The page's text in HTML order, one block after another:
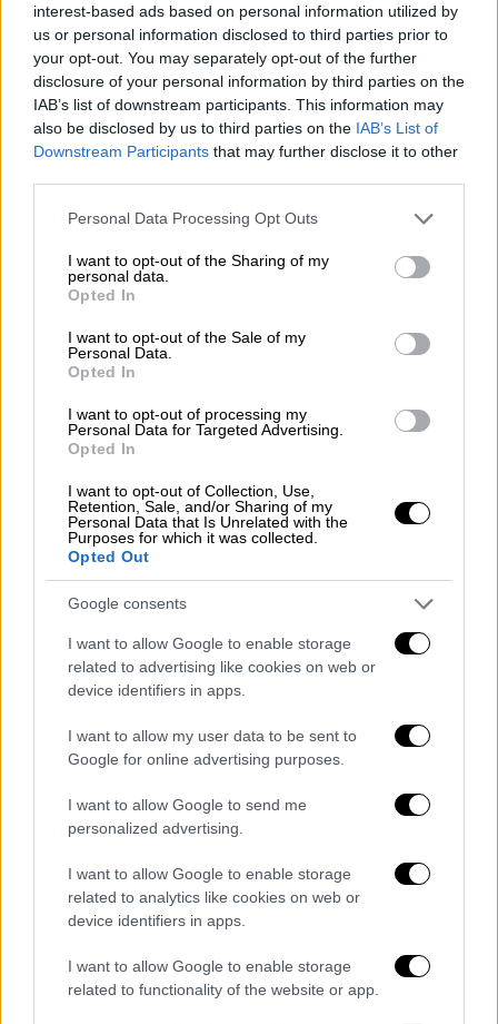
interest-based ads based on personal information utilized by
us or personal information disclosed to third parties prior to
your opt-out. You may separately opt-out of the further
disclosure of your personal information by third parties on the
IAB’s list of downstream participants. This information may
also be disclosed by us to third parties on the IAB’s List of
Downstream Participants that may further disclose it to other
Please note that this website/app uses one or more Google
not limited to your visit or usage behaviour. You may click to
grant or deny consent to Google and its third-party tags to
use your data for below specified purposes in below Google
consent section.
Personal Data Processing Opt Outs
I want to opt-out of the Sharing of my
personal data.
Opted In
I want to opt-out of the Sale of my
Personal Data.
Opted In
I want to opt-out of processing my
Personal Data for Targeted Advertising.
Opted In
I want to opt-out of Collection, Use,
Retention, Sale, and/or Sharing of my
Personal Data that Is Unrelated with the
Purposes for which it was collected.
Opted Out
Google consents
I want to allow Google to enable storage
related to advertising like cookies on web or
device identifiers in apps.
I want to allow my user data to be sent to
Google for online advertising purposes.
I want to allow Google to send me
personalized advertising.
I want to allow Google to enable storage
related to analytics like cookies on web or
device identifiers in apps.
I want to allow Google to enable storage
related to functionality of the website or app.
Ελλάδα|09.11.2024 07:10
Αμπελόκηποι: «Καθόμασταν πάνω στη
βόμβα, ο γιος μου σώθηκε από θαύμα»,
λέει στο ethnos.gr ιδιοκτήτρια του πάνω
Μητέρα τεσσάρων παιδιών μιλάει στο
ethnos.gr για τα όσα βίωσε ο 19χρονος γιος
της κατά τη διάρκεια της έκρηξης και τα
όσα βίωσε όταν αντίκρισε το ισοπεδωμένο
διαμέρισμα του 3ου ορόφου όπου 31χρονη
ζητούσε βοήθεια και ο 36χρονος ήταν
διαμελισμένος